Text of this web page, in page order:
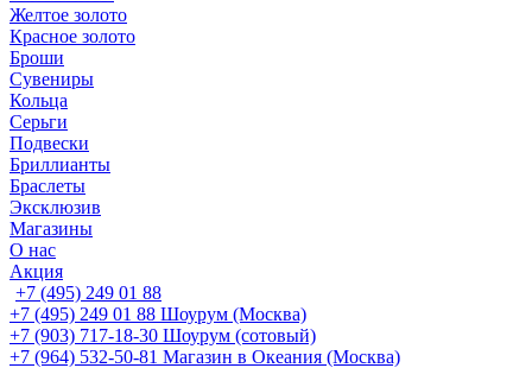
Желтое золото
Красное золото
Броши
Сувениры
Кольца
Серьги
Подвески
Бриллианты
Браслеты
Эксклюзив
Магазины
О нас
Акция
+7 (495) 249 01 88
+7 (495) 249 01 88 Шоурум (Москва)
+7 (903) 717-18-30 Шоурум (сотовый)
+7 (964) 532-50-81 Магазин в Океания (Москва)